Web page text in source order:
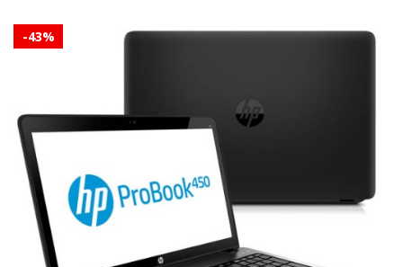
-43%